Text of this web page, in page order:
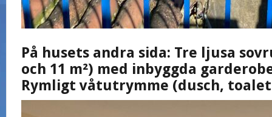
På husets andra sida: Tre ljusa
och 11 m²) med inbyggda
Rymligt våtutrymme (dusch,